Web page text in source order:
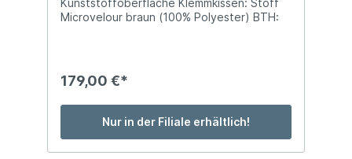
Kunststoffoberfläche Klemmkissen: Stoff
Microvelour braun (100% Polyester) BTH:
179,00 €*
Nur in der Filiale erhältlich!